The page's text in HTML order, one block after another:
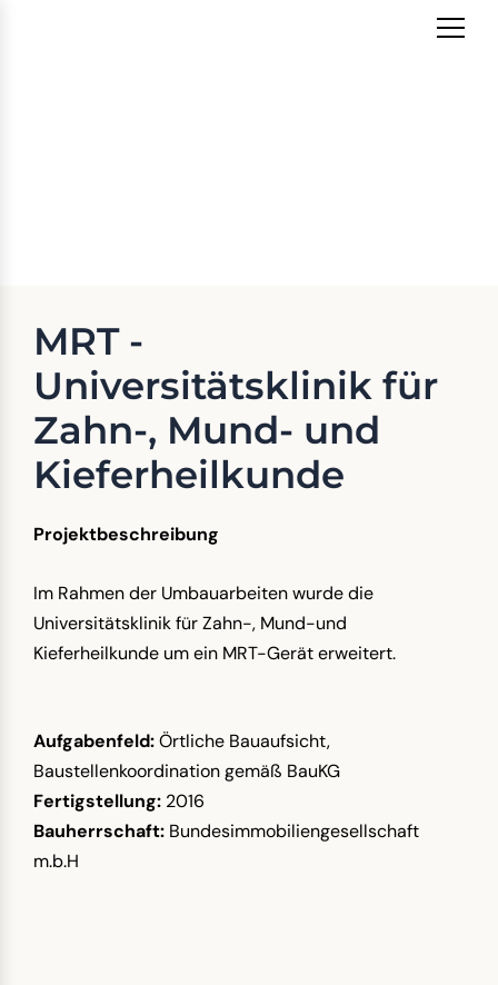
MRT -
Universitätsklinik für
Zahn-, Mund- und
Kieferheilkunde
Projektbeschreibung
Im Rahmen der Umbauarbeiten wurde die
Universitätsklinik für Zahn-, Mund-und
Kieferheilkunde um ein MRT-Gerät erweitert.
Aufgabenfeld:Örtliche Bauaufsicht,
Baustellenkoordination gemäß BauKG
Fertigstellung: 2016
Bauherrschaft: Bundesimmobiliengesellschaft
m.b.H